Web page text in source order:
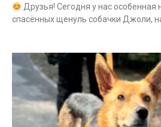
Друзья! Сегодня у нас особенная
спасённых щенуль собачки Джоли,